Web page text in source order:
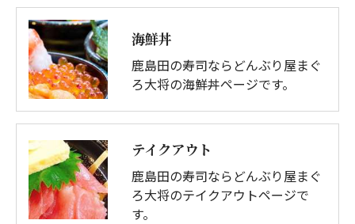
海鮮丼
鹿島田の寿司ならどんぶり屋まぐ
ろ大将の海鮮丼ページです。
テイクアウト
鹿島田の寿司ならどんぶり屋まぐ
ろ大将のテイクアウトページで
す。